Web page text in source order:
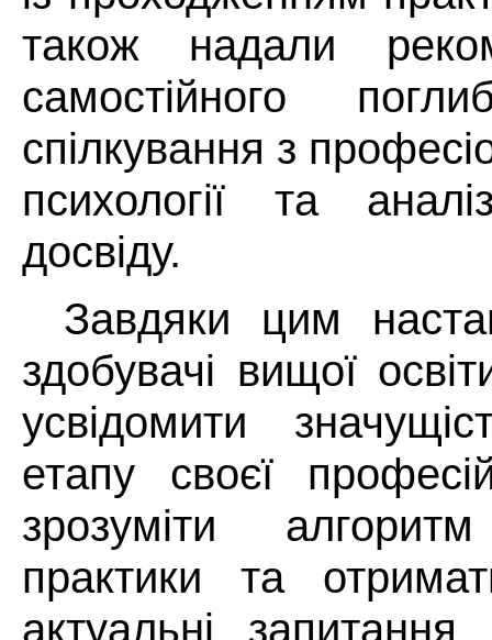
також надали
самостійного
спілкування з
психології та
досвіду.
Завдяки цим
здобувачі вищої
усвідомити
етапу своєї
зрозуміти
практики та
актуальні